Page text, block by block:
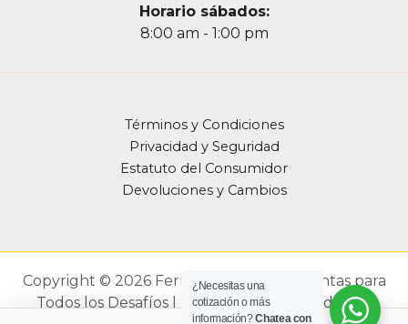
Horario sábados:
8:00 am - 1:00 pm
Términos y Condiciones
Privacidad y Seguridad
Estatuto del Consumidor
Devoluciones y Cambios
Copyright © 2026 Ferrefarbef - Herramientas para
Todos los Desafíos | Diseño Web Realizado por
¿Necesitas una
cotización o más
información?Chatea con